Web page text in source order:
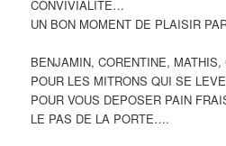
CONVIVIALITE…
UN BON MOMENT DE PLAISIR
BENJAMIN, CORENTINE,
POUR LES MITRONS QUI SE
POUR VOUS DEPOSER PAIN
LE PAS DE LA PORTE….